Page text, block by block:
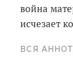
война
исчезает
ВСЯ